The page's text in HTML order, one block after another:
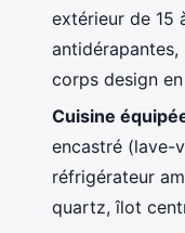
extérieur de 15
corps design
Cuisine
encastré (lave-
réfrigérateur
quartz, îlot